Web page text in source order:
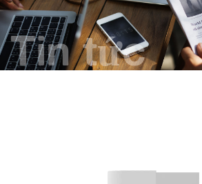
Tin tức